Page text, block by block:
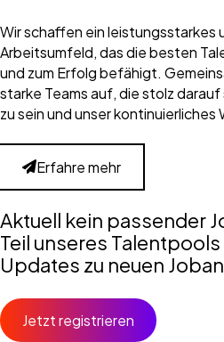
Wir schaffen ein leistungsstarkes
Arbeitsumfeld, das die besten
und zum Erfolg befähigt.
starke Teams auf, die stolz
zu sein und unser
Erfahre mehr
Aktuell kein passender
Teil unseres
Updates zu neuen
Jetzt registrieren